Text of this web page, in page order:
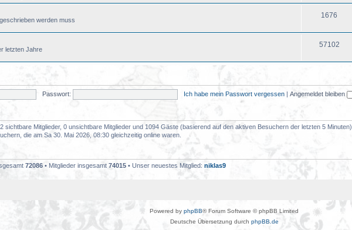
werden muss
1676
letzten Jahre
57102
Passwort: Ich habe mein Passwort vergessen | Angemeldet bleiben
sichtbare Mitglieder, 0 unsichtbare Mitglieder und 1094 Gäste (basierend auf den aktiven Besuchern der letzten 5 Minuten)
die am Sa 30. Mai 2026, 08:30 gleichzeitig online waren.
72086 • Mitglieder insgesamt 74015 • Unser neuestes Mitglied: niklas9
Powered by phpBB® Forum Software © phpBB Limited
Deutsche Übersetzung durch phpBB.de